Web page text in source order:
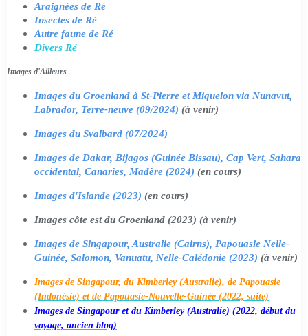
Araignées de Ré
Insectes de Ré
Autre faune de Ré
Divers Ré
Images d'Ailleurs
Images du Groenland à St-Pierre et Miquelon via Nunavut,
Labrador, Terre-neuve (09/2024) (à venir)
Images du Svalbard (07/2024)
Images de Dakar, Bijagos (Guinée Bissau), Cap Vert, Sahara
occidental, Canaries, Madère (2024) (en cours)
Images d'Islande (2023) (en cours)
Images côte est du Groenland (2023) (à venir)
Images de Singapour, Australie (Cairns), Papouasie Nelle-
Guinée, Salomon, Vanuatu, Nelle-Calédonie (2023) (à venir)
Images de Singapour, du Kimberley (Australie), de Papouasie
(Indonésie) et de Papouasie-Nouvelle-Guinée (2022, suite)
Images de Singapour et du Kimberley (Australie) (2022, début du
voyage, ancien blog)